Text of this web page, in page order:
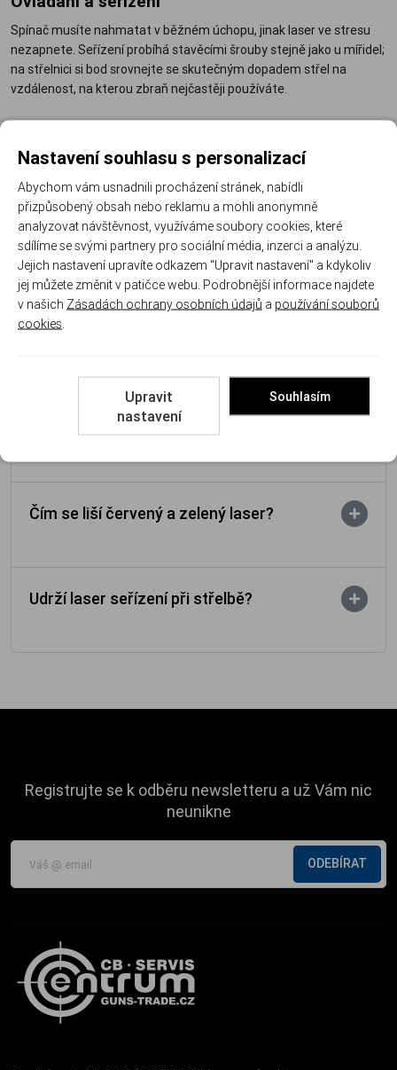
Spínač musíte nahmatat v běžném úchopu, jinak laser ve stresu
nezapnete. Seřízení probíhá stavěcími šrouby stejně jako u mířidel;
na střelnici si bod srovnejte se skutečným dopadem střel na
vzdálenost, na kterou zbraň nejčastěji používáte.
Doporučené doplňky
Weaver a picatinny lišty– doplní chybějící montážní rozhraní.
Montáže svítilen a modulů– objímky a redukce pro pevné
usazení.
Svítilny na zbraně– bez identifikace cíle za tmy se neobejdete.
Chcete světlo i laser v jednom těle? Prohlédněte sikombinované
moduly, celou nabídku pak najdete v kategoriilaserové
značkovače. Nejčastěji tenhle doplněk vozíme k obranným
pistolím.
Na jakou vzdálenost je laserový bod vidět?
Čím se liší červený a zelený laser?
Udrží laser seřízení při střelbě?
Registrujte se k odběru newsletteru a už Vám nic
neunikne
ODEBÍRAT
Nastavení souhlasu s personalizací
Abychom vám usnadnili procházení stránek, nabídli
přizpůsobený obsah nebo reklamu a mohli anonymně
analyzovat návštěvnost, využíváme soubory cookies, které
sdílíme se svými partnery pro sociální média, inzerci a analýzu.
Jejich nastavení upravíte odkazem "Upravit nastavení" a kdykoliv
jej můžete změnit v patičce webu. Podrobnější informace najdete
v našich Zásadách ochrany osobních údajů a používání souborů
cookies
Upravit
nastavení
Souhlasím